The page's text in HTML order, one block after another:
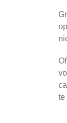
te